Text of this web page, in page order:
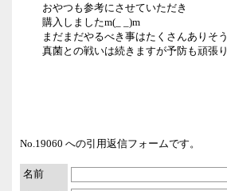
おやつも参考にさせていただき
購入しましたm(_ _)m
まだまだやるべき事はたくさんありそ
真菌との戦いは続きますが予防も頑張
No.19060 への引用返信フォームです。
名前